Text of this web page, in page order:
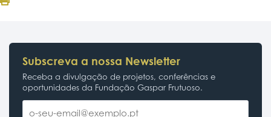
Subscreva a nossa Newsletter
Receba a divulgação de projetos, conferências e
oportunidades da Fundação Gaspar Frutuoso.